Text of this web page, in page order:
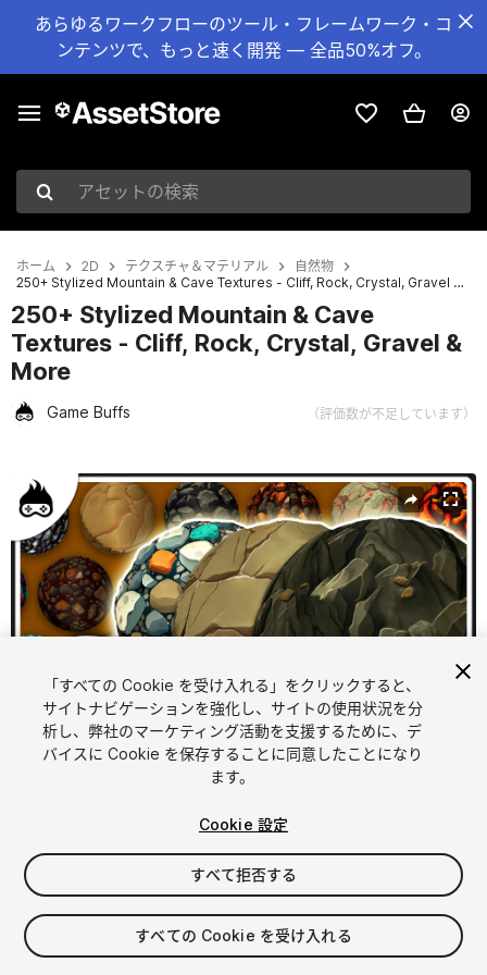
あらゆるワークフローのツール・フレームワーク・コ
ンテンツで、もっと速く開発 — 全品50%オフ。
アセットの検索
ホーム 2D テクスチャ＆マテリアル
自然物
250+ Stylized Mountain & Cave Textures - Cliff, Rock, Crystal, Gravel & More
250+ Stylized Mountain & Cave
Textures - Cliff, Rock, Crystal, Gravel &
More
Game Buffs （評価数が不足しています）
現在のスライド：1 / 48
1/ 48
$74.99
「すべての Cookie を受け入れる」をクリックすると、
サイトナビゲーションを強化し、サイトの使用状況を分
析し、弊社のマーケティング活動を支援するために、デ
バイスに Cookie を保存することに同意したことになり
ます。
Cookie 設定
すべて拒否する
すべての Cookie を受け入れる